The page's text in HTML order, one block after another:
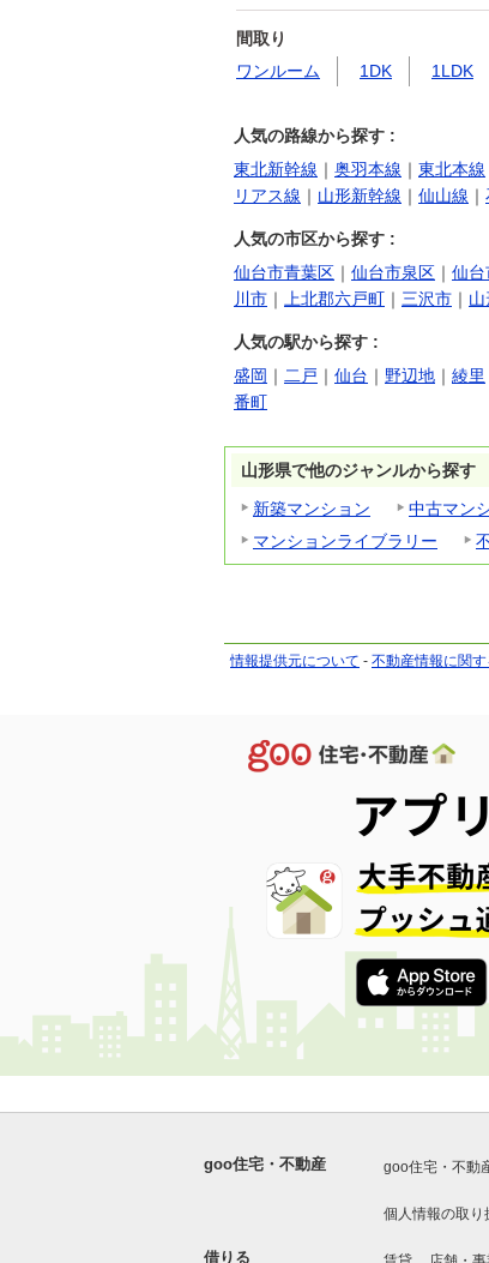
間取り
ワンルーム
1DK 1LDK
人気の路線から探す :
東北新幹線 ｜ 奥羽本線 ｜ 東北本線
リアス線 ｜ 山形新幹線 ｜ 仙山線 ｜
人気の市区から探す :
仙台市青葉区 ｜ 仙台市泉区 ｜ 仙台
川市 ｜ 上北郡六戸町 ｜ 三沢市 ｜
人気の駅から探す :
盛岡 ｜ 二戸 ｜ 仙台 ｜ 野辺地 ｜ 綾里
番町
山形県で他のジャンルから探す
新築マンション
中古マン
マンションライブラリー
情報提供元について - 不動産情報に関
goo住宅・不動産 goo住宅・不動
個人情報の取り
借りる